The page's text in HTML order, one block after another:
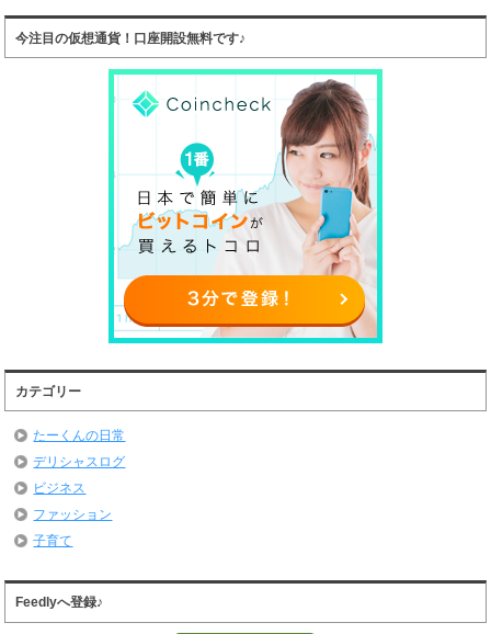
今注目の仮想通貨！口座開設無料です♪
カテゴリー
たーくんの日常
デリシャスログ
ビジネス
ファッション
子育て
Feedlyへ登録♪